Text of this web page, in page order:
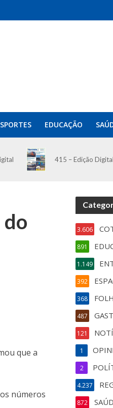
EDUCAÇÃO
415 – Edição Digital
que a
números
3.606
891
1.149
392
368
487
121
1
2
4.237
872